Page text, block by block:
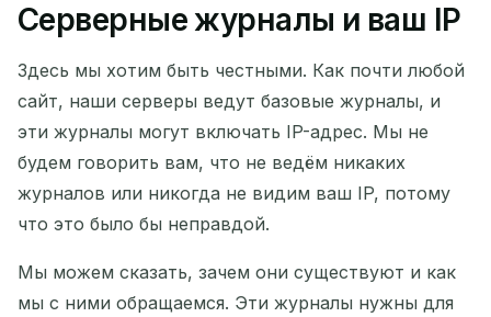
Серверные журналы и ваш IP
Здесь мы хотим быть честными. Как почти любой
сайт, наши серверы ведут базовые журналы, и
эти журналы могут включать IP-адрес. Мы не
будем говорить вам, что не ведём никаких
журналов или никогда не видим ваш IP, потому
что это было бы неправдой.
Мы можем сказать, зачем они существуют и как
мы с ними обращаемся. Эти журналы нужны для